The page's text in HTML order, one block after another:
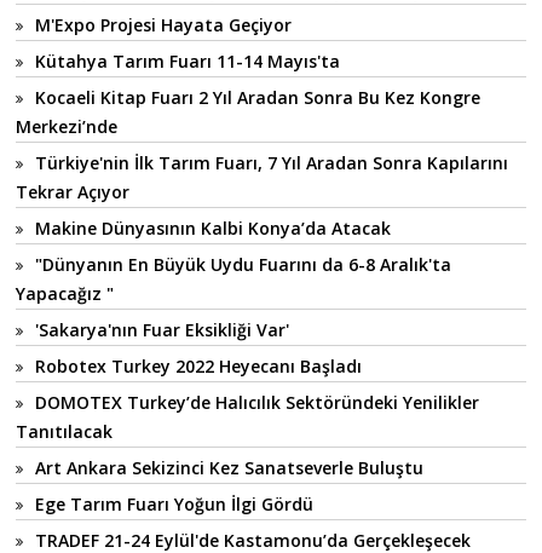
M'Expo Projesi Hayata Geçiyor
Kütahya Tarım Fuarı 11-14 Mayıs'ta
Kocaeli Kitap Fuarı 2 Yıl Aradan Sonra Bu Kez Kongre
Merkezi’nde
Türkiye'nin İlk Tarım Fuarı, 7 Yıl Aradan Sonra Kapılarını
Tekrar Açıyor
Makine Dünyasının Kalbi Konya’da Atacak
"Dünyanın En Büyük Uydu Fuarını da 6-8 Aralık'ta
Yapacağız "
'Sakarya'nın Fuar Eksikliği Var'
Robotex Turkey 2022 Heyecanı Başladı
DOMOTEX Turkey’de Halıcılık Sektöründeki Yenilikler
Tanıtılacak
Art Ankara Sekizinci Kez Sanatseverle Buluştu
Ege Tarım Fuarı Yoğun İlgi Gördü
TRADEF 21-24 Eylül'de Kastamonu’da Gerçekleşecek